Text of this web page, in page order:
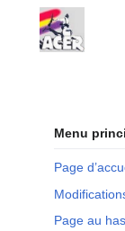
contenu
Menu
Page
Page au